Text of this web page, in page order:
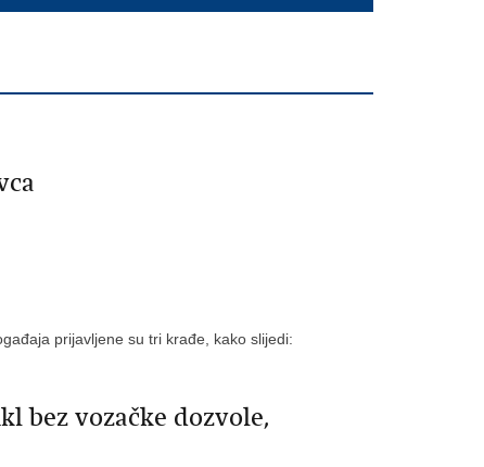
prijavljene su tri krađe, kako slijedi:
bez vozačke dozvole,